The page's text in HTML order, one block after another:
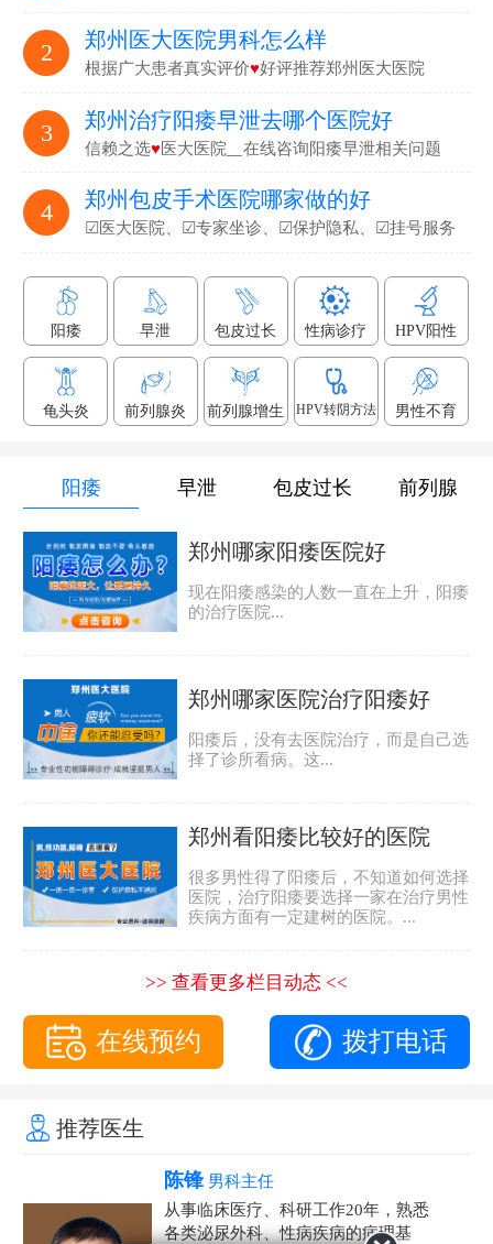
2 郑州医大医院男科怎么样
根据广大患者真实评价♥好评推荐郑州医大医院
3 郑州治疗阳痿早泄去哪个医院好
信赖之选♥医大医院▁在线咨询阳痿早泄相关问题
4 郑州包皮手术医院哪家做的好
☑医大医院、☑专家坐诊、☑保护隐私、☑挂号服务
阳痿 早泄 包皮过长 性病诊疗 HPV阳性
龟头炎 前列腺炎 前列腺增生 HPV转阴方法 男性不育
阳痿 早泄 包皮过长 前列腺
郑州哪家阳痿医院好
现在阳痿感染的人数一直在上升，阳痿
的治疗医院...
郑州哪家医院治疗阳痿好
阳痿后，没有去医院治疗，而是自己选
择了诊所看病。这...
郑州看阳痿比较好的医院
很多男性得了阳痿后，不知道如何选择
医院，治疗阳痿要选择一家在治疗男性
疾病方面有一定建树的医院。...
>> 查看更多栏目动态 <<
在线预约 拨打电话
推荐医生
陈锋 男科主任
从事临床医疗、科研工作20年，熟悉
各类泌尿外科、性病疾病的病理基